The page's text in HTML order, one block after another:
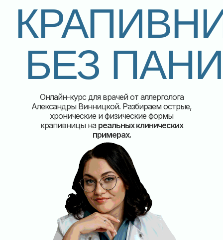
БЕЗ
Онлайн-курс для врачей от аллерголога
Александры Винницкой. Разбираем острые,
хронические и физические формы
крапивницы на реальных клинических
примерах.